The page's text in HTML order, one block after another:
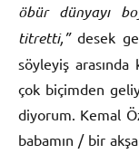
öbür dünyayı
titretti,”desek
söyleyiş
çok biçimden
diyorum. Kemal
babamın / bir